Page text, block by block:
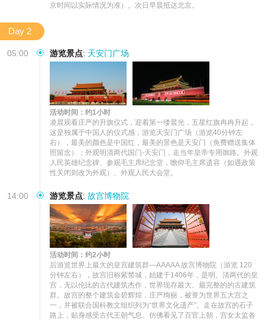
京时间以实际情况为准）。次日早晨抵达北京。
Day 2
05:00 游览景点: 天安门广场
活动时间：约1小时
凌晨观看庄严的升旗仪式，迎着第一缕晨光，五星红旗冉冉升起，
这是独属于中国人的仪式感，游览天安门广场（游览40分钟左
右），最美的颜色是中国红，最美的景色是天安门（免费赠送集体
照留念）；外观明清两代国门-天安门，走当年皇帝专用御路。外观
人民英雄纪念碑、参观毛主席纪念堂，瞻仰毛主席遗容（如遇政策
性关闭则改为外观）、外观人民大会堂。
14:00 游览景点: 故宫博物院
活动时间：约2小时
后游览世界上最大的皇宫建筑群—AAAAA 故宫博物院（游览 120
分钟左右），故宫旧称紫禁城，始建于1406年，是明、清两代的皇
宫，无以伦比的古代建筑杰作，世界现存最大、最完整的的古建筑
群。故宫的整个建筑金碧辉煌，庄严绚丽，被誉为世界五大宫之
一，并被联合国科教文组织列为“世界文化遗产”。走在故宫的石子
路上，贴身感受古代王朝气息。仿佛看见了百官上朝，宫女太监各